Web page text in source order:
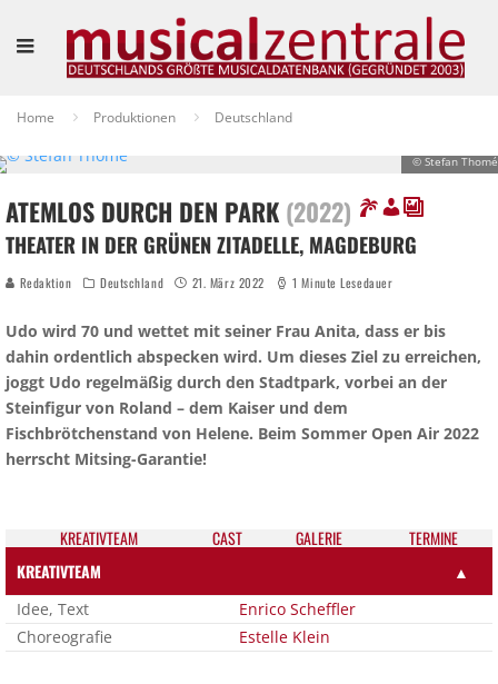
Home Produktionen Deutschland
© Stefan Thomé
ATEMLOS DURCH DEN PARK (2022)
THEATER IN DER GRÜNEN ZITADELLE, MAGDEBURG
Redaktion Deutschland 21. März 2022 1 Minute Lesedauer
Udo wird 70 und wettet mit seiner Frau Anita, dass er bis
dahin ordentlich abspecken wird. Um dieses Ziel zu erreichen,
joggt Udo regelmäßig durch den Stadtpark, vorbei an der
Steinfigur von Roland – dem Kaiser und dem
Fischbrötchenstand von Helene. Beim Sommer Open Air 2022
herrscht Mitsing-Garantie!
KREATIV­TEAM CAST GALE­RIE
TER­MI­NE
KREATIVTEAM
▲
Idee, Text
Enrico Scheffler
Choreografie
Estelle Klein